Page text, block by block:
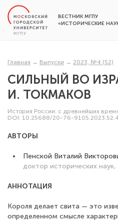
ВЕСТНИК МГПУ
«ИСТОРИЧЕСКИЕ
Главная → Выпуски → 2023, №4 (52)
СИЛЬНЫЙ ВО
И. ТОКМАКОВ
История России: с древнейших
DOI: 10.25688/20-76-
АВТОРЫ
Пенской Виталий
доктор исторических
АННОТАЦИЯ
Короля делает свита — это
определенном смысле